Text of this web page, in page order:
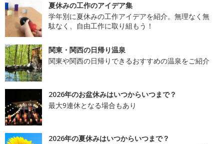
夏休みの工作のアイデア集
学年別に夏休みの工作アイデアを紹介。無理なく無
駄なく、自由工作に取り組もう！
関東・関西の日帰り温泉
関東や関西の日帰りできるおすすめの温泉をご紹介
2026年のお盆休みはいつからいつまで？
最大9連休となる場合もあり
2026年の夏休みはいつからいつまで？